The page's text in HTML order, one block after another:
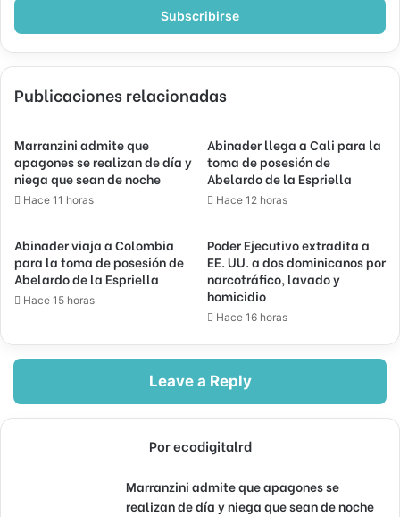
Publicaciones relacionadas
Marranzini admite que
apagones se realizan de día y
niega que sean de noche
Hace 11 horas
Abinader llega a Cali para la
toma de posesión de
Abelardo de la Espriella
Hace 12 horas
Abinader viaja a Colombia
para la toma de posesión de
Abelardo de la Espriella
Hace 15 horas
Poder Ejecutivo extradita a
EE. UU. a dos dominicanos por
narcotráfico, lavado y
homicidio
Hace 16 horas
Leave a Reply
Por ecodigitalrd
Marranzini admite que apagones se
realizan de día y niega que sean de noche